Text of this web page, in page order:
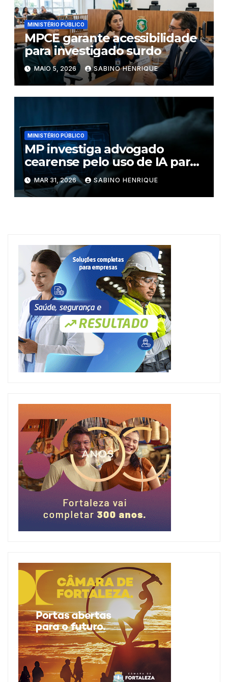
MINISTÉRIO PÚBLICO
MPCE garante acessibilidade
para investigado surdo
MAIO 5, 2026 SABINO HENRIQUE
MINISTÉRIO PÚBLICO
MP investiga advogado
cearense pelo uso de IA para
fraudar julgamento
MAR 31, 2026 SABINO HENRIQUE